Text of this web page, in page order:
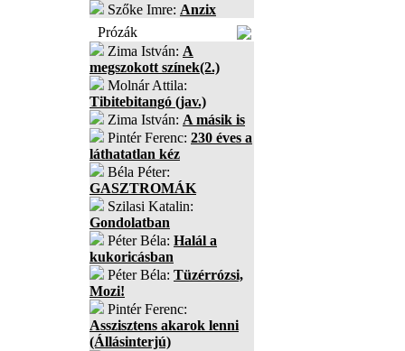
Szőke Imre: Anzix
Prózák
Zima István: A
megszokott színek(2.)
Molnár Attila:
Tibitebitangó (jav.)
Zima István: A másik is
Pintér Ferenc: 230 éves a
láthatatlan kéz
Béla Péter:
GASZTROMÁK
Szilasi Katalin:
Gondolatban
Péter Béla: Halál a
kukoricásban
Péter Béla: Tüzérrózsi,
Mozi!
Pintér Ferenc:
Asszisztens akarok lenni
(Állásinterjú)